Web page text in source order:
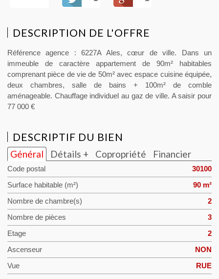
DESCRIPTION DE L'OFFRE
Référence agence : 6227A Ales, cœur de ville. Dans un
immeuble de caractère appartement de 90m² habitables
comprenant pièce de vie de 50m² avec espace cuisine équipée,
deux chambres, salle de bains + 100m² de comble
aménageable. Chauffage individuel au gaz de ville. A saisir pour
77 000 €
DESCRIPTIF DU BIEN
Général Détails + Copropriété Financier
Code postal 30100
Surface habitable (m²) 90 m²
Nombre de chambre(s) 2
Nombre de pièces 3
Etage 2
Ascenseur NON
Vue RUE